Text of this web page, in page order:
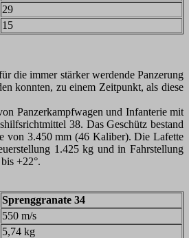
29
15
die immer stärker werdende Panzerung
konnten, zu einem Zeitpunkt, als diese
Panzerkampfwagen und Infanterie mit
38. Das Geschütz bestand
von 3.450 mm (46 Kaliber). Die Lafette
1.425 kg und in Fahrstellung
+22°.
Sprenggranate 34
550 m/s
5,74 kg